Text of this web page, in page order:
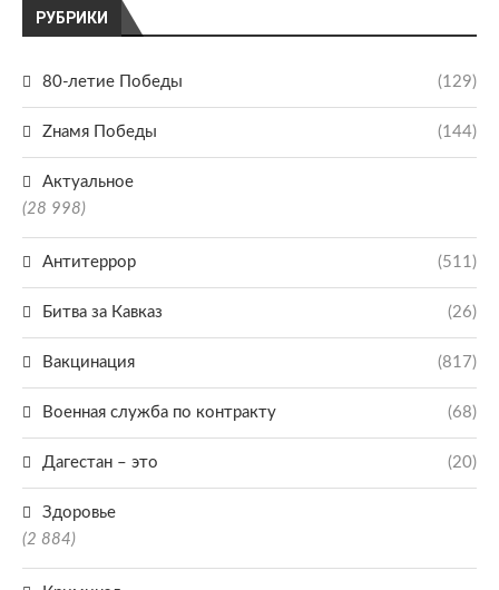
РУБРИКИ
80-летие Победы (129)
Zнамя Победы (144)
Актуальное
(28 998)
Антитеррор (511)
Битва за Кавказ (26)
Вакцинация (817)
Военная служба по контракту (68)
Дагестан – это (20)
Здоровье
(2 884)